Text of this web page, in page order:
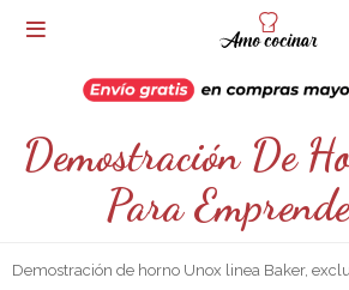

Demostración De
Para
Demostración de horno Unox linea Baker,